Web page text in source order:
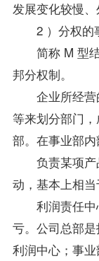
发展变化较慢、
2 ）分权的事
简称 M 型结
邦分权制。
企业所经营
等来划分部门
部。在事业部内
负责某项产
动，基本上相当
利润责任中
亏。公司总部
利润中心；事业